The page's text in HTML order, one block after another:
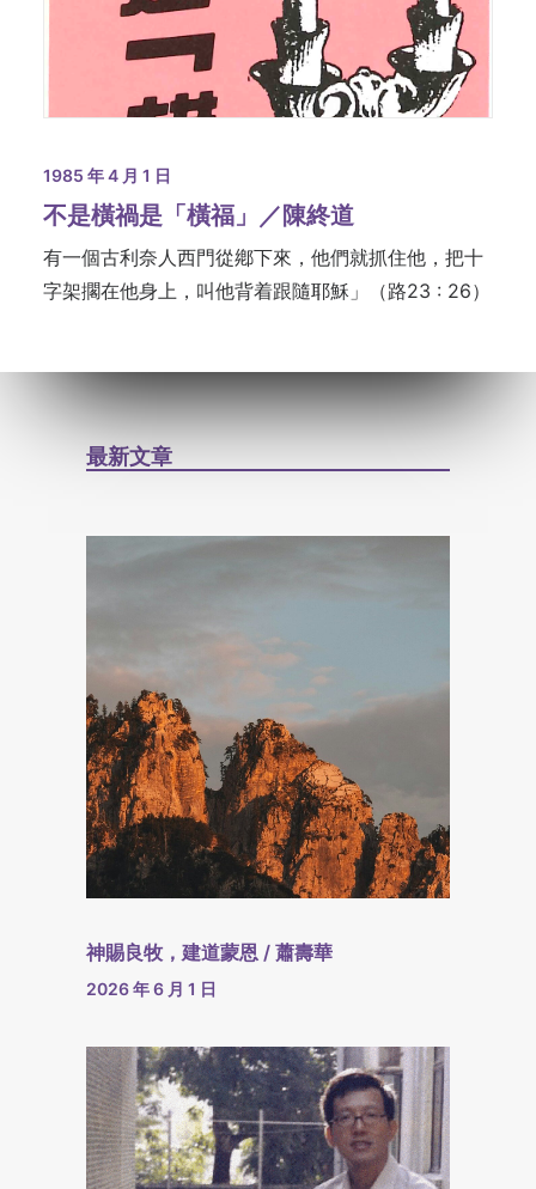
1985 年 4 月 1 日
不是橫禍是「橫福」／陳終道
有一個古利奈人西門從鄕下來，他們就抓住他，把十
字架擱在他身上，叫他背着­跟隨耶穌」（路23 : 26）
最新文章
神賜良牧，建道蒙恩 / 蕭壽華
2026 年 6 月 1 日